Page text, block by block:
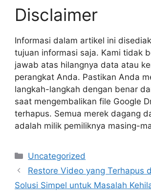
Disclaimer
Informasi dalam artikel ini
tujuan informasi saja. Kami tidak
jawab atas hilangnya data atau
perangkat Anda. Pastikan Anda
langkah-langkah dengan benar
saat mengembalikan file Google
terhapus. Semua merek dagang
adalah milik pemiliknya masing-
Categories
Uncategorized
Restore Video yang Terhapus
Solusi Simpel untuk Masalah